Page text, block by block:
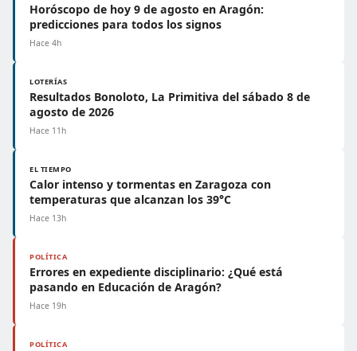
Horóscopo de hoy 9 de agosto en Aragón:
predicciones para todos los signos
Hace 4h
LOTERÍAS
Resultados Bonoloto, La Primitiva del sábado 8 de
agosto de 2026
Hace 11h
EL TIEMPO
Calor intenso y tormentas en Zaragoza con
temperaturas que alcanzan los 39°C
Hace 13h
POLÍTICA
Errores en expediente disciplinario: ¿Qué está
pasando en Educación de Aragón?
Hace 19h
POLÍTICA